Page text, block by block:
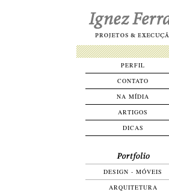
PERFIL
CONTATO
NA MÍDIA
ARTIGOS
DICAS
DESIGN - MÓVEIS
ARQUITETURA